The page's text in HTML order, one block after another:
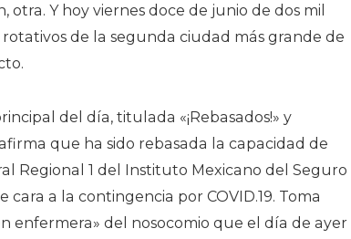
De
Ciudad
otra. Y hoy viernes doce de junio de dos mil
de la segunda ciudad más grande de
del día, titulada «¡Rebasados!» y
que ha sido rebasada la capacidad de
Regional 1 del Instituto Mexicano del Seguro
cara a la contingencia por COVID.19. Toma
enfermera» del nosocomio que el día de ayer